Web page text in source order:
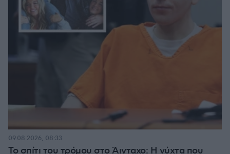
Το σπίτι του τρόμου στο Άινταχο: Η νύχτα που
09.08.2026, 08:33